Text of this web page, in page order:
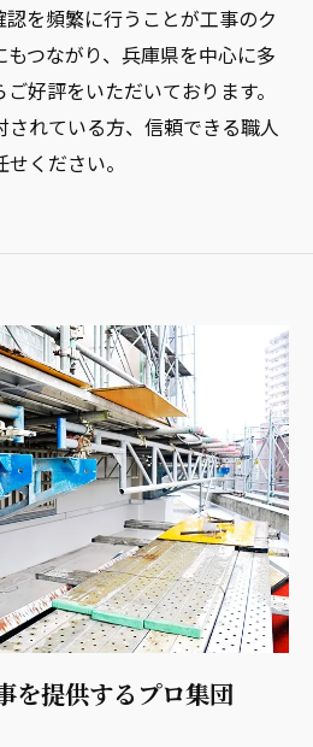
を頻繁に行うことが工事のク
つながり、兵庫県を中心に多
好評をいただいております。
れている方、信頼できる職人
ください。
を提供するプロ集団